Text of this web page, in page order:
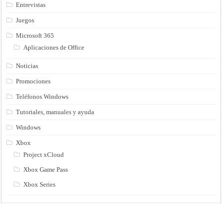
Entrevistas
Juegos
Microsoft 365
Aplicaciones de Office
Noticias
Promociones
Teléfonos Windows
Tutoriales, manuales y ayuda
Windows
Xbox
Project xCloud
Xbox Game Pass
Xbox Series